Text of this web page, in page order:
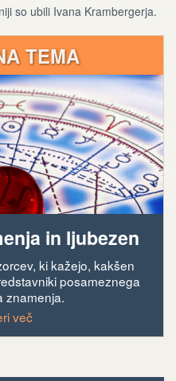
so ubili Ivana Krambergerja.
TEMA
in ljubezen
ki kažejo, kakšen
posameznega
znamenja.
več